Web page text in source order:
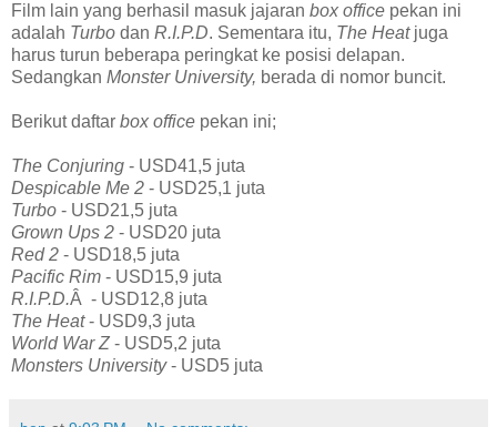
Film lain yang berhasil masuk jajaran box office pekan ini
adalah Turbo dan R.I.P.D. Sementara itu, The Heatjuga
harus turun beberapa peringkat ke posisi delapan.
Sedangkan Monster University, berada di nomor buncit.
Berikut daftar box office pekan ini;
The Conjuring - USD41,5 juta
Despicable Me 2 - USD25,1 juta
Turbo - USD21,5 juta
Grown Ups 2 - USD20 juta
Red 2 - USD18,5 juta
Pacific Rim - USD15,9 juta
R.I.P.D.Â - USD12,8 juta
The Heat- USD9,3 juta
World War Z - USD5,2 juta
Monsters University- USD5 juta